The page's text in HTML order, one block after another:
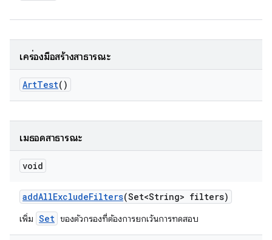
เครื่องมือสร้างสาธารณะ
ArtTest()
เมธอดสาธารณะ
void
addAllExcludeFilters(Set<String> filters)
เพิ่ม Set ของตัวกรองที่ต้องการยกเว้นการทดสอบ